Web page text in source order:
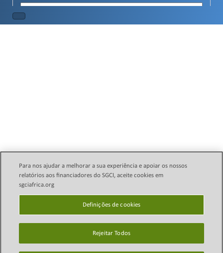
Direitos autorais © 2024
Science Granting Councils
Initiative (SGCI)
política de Privacidade
Definições de cookies
Para nos ajudar a melhorar a sua experiência e apoiar os nossos
relatórios aos financiadores do SGCI, aceite cookies em
sgciafrica.org
Definições de cookies
Rejeitar Todos